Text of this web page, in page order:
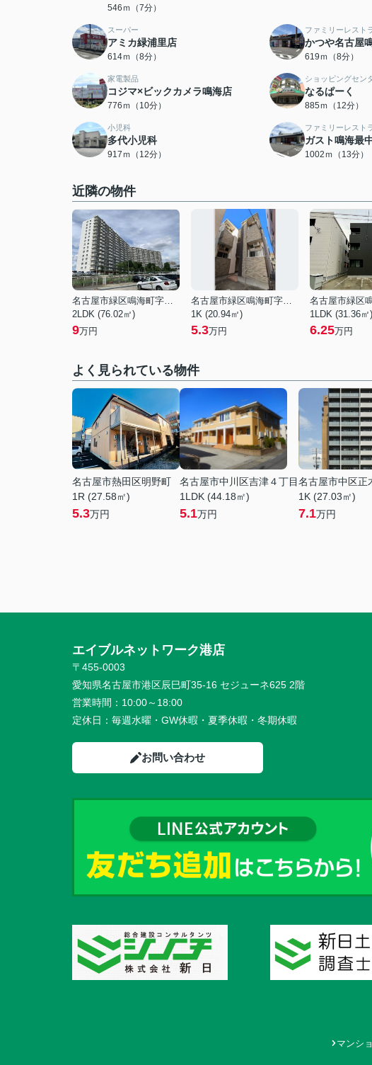
546ｍ（7分）
スーパー
アミカ緑浦里店
614ｍ（8分）
ファミリーレスト
かつや名古屋
619ｍ（8分）
家電製品
コジマ×ビックカメラ鳴海店
776ｍ（10分）
ショッピングセン
なるぱーく
885ｍ（12分）
小児科
多代小児科
917ｍ（12分）
ファミリーレスト
ガスト鳴海最
1002ｍ（13分）
近隣の物件
名古屋市緑区鳴海町字小森
2LDK (76.02㎡)
9万円
名古屋市緑区鳴海町字下中
1K (20.94㎡)
5.3万円
1LDK (31.36㎡)
6.25万円
よく見られている物件
名古屋市熱田区明野町
1R (27.58㎡)
5.3万円
名古屋市中川区吉津４丁目
1LDK (44.18㎡)
5.1万円
名古屋市中区正
1K (27.03㎡)
7.1万円
エイブルネットワーク港店
〒455-0003
愛知県名古屋市港区辰巳町35-16 セジューネ625 2階
営業時間： 10:00～18:00
定休日： 毎週水曜・GW休暇・夏季休暇・冬期休暇
お問い合わせ
マンシ